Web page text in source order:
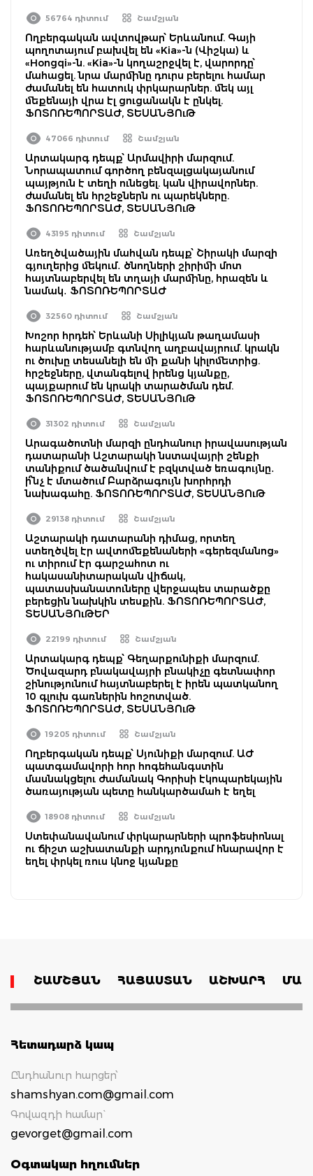
56764 դիտում Շամշյան
Ողբերգական ավտովթար՝ Երևանում. Գայի
պողոտայում բախվել են «Kia»-ն (Վիշկա) և
«Hongqi»-ն. «Kia»-ն կողաշրջվել է, վարորդը՝
մահացել. նրա մարմինը դուրս բերելու համար
ժամանել են հատուկ փրկարարներ. մեկ այլ
մեքենայի վրա էլ ցուցանակն է ընկել.
ՖՈՏՈՌԵՊՈՐՏԱԺ, ՏԵՍԱՆՅՈւԹ
47066 դիտում Շամշյան
Արտակարգ դեպք՝ Արմավիրի մարզում.
Նորապատում գործող բենզալցակայանում
պայթյուն է տեղի ունեցել. կան վիրավորներ.
ժամանել են հրշեջներն ու պարեկները.
ՖՈՏՈՌԵՊՈՐՏԱԺ, ՏԵՍԱՆՅՈւԹ
43195 դիտում Շամշյան
Առեղծվածային մահվան դեպք՝ Շիրակի մարզի
գյուղերից մեկում․ ծնողների շիրիմի մոտ
հայտնաբերվել են տղայի մարմինը, հրազեն և
նամակ․ ՖՈՏՈՌԵՊՈՐՏԱԺ
32560 դիտում Շամշյան
Խոշոր հրդեհ՝ Երևանի Սիլիկյան թաղամասի
հարևանությամբ գտնվող աղբավայրում. կրակն
ու ծուխը տեսանելի են մի քանի կիլոմետրից.
հրշեջները, վտանգելով իրենց կյանքը,
պայքարում են կրակի տարածման դեմ.
ՖՈՏՈՌԵՊՈՐՏԱԺ, ՏԵՍԱՆՅՈւԹ
31302 դիտում Շամշյան
Արագածոտնի մարզի ընդհանուր իրավասության
դատարանի Աշտարակի նստավայրի շենքի
տանիքում ծածանվում է բզկտված եռագույնը․
ի՞նչ է մտածում Բարձրագույն խորհրդի
նախագահը. ՖՈՏՈՌԵՊՈՐՏԱԺ, ՏԵՍԱՆՅՈւԹ
29138 դիտում Շամշյան
Աշտարակի դատարանի դիմաց, որտեղ
ստեղծվել էր ավտոմեքենաների «գերեզմանոց»
ու տիրում էր գարշահոտ ու
հակասանիտարական վիճակ,
պատասխանատուները վերջապես տարածքը
բերեցին նախկին տեսքին. ՖՈՏՈՌԵՊՈՐՏԱԺ,
ՏԵՍԱՆՅՈւԹԵՐ
22199 դիտում Շամշյան
Արտակարգ դեպք՝ Գեղարքունիքի մարզում.
Ծովազարդ բնակավայրի բնակիչը գետնափոր
շինությունում հայտնաբերել է իրեն պատկանող
10 գլուխ գառներին հոշոտված.
ՖՈՏՈՌԵՊՈՐՏԱԺ, ՏԵՍԱՆՅՈւԹ
19205 դիտում Շամշյան
Ողբերգական դեպք՝ Սյունիքի մարզում. ԱԺ
պատգամավորի հոր հոգեհանգստին
մասնակցելու ժամանակ Գորիսի էկոպարեկային
ծառայության պետը հանկարծամահ է եղել
18908 դիտում Շամշյան
Ստեփանավանում փրկարարների պրոֆեսիոնալ
ու ճիշտ աշխատանքի արդյունքում հնարավոր է
եղել փրկել ռուս կնոջ կյանքը
ՇԱՄՇՅԱՆ ՀԱՅԱՍՏԱՆ ԱՇԽԱՐՀ
Հետադարձ կապ
Ընդհանուր հարցեր՝
shamshyan.com@gmail.com
Գովազդի համար`
gevorget@gmail.com
Օգտակար հղումներ